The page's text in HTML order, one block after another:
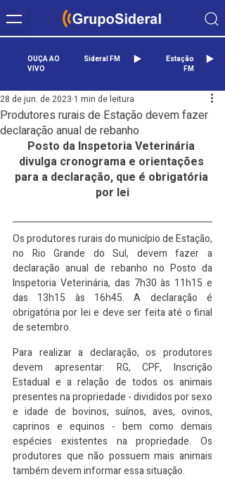
OUÇA AO
VIVO
Sideral FM
Estação
FM
Produtores rurais de Estação devem fazer
declaração anual de rebanho
28 de jun. de 2023 1 min de leitura
Posto da Inspetoria Veterinária
divulga cronograma e orientações
para a declaração, que é obrigatória
por lei
Os produtores rurais do município de Estação,
no Rio Grande do Sul, devem fazer a
declaração anual de rebanho no Posto da
Inspetoria Veterinária, das 7h30 às 11h15 e
das 13h15 às 16h45. A declaração é
obrigatória por lei e deve ser feita até o final
de setembro.
Para realizar a declaração, os produtores
devem apresentar: RG, CPF, Inscrição
Estadual e a relação de todos os animais
presentes na propriedade - divididos por sexo
e idade de bovinos, suínos, aves, ovinos,
caprinos e equinos - bem como demais
espécies existentes na propriedade. Os
produtores que não possuem mais animais
também devem informar essa situação.